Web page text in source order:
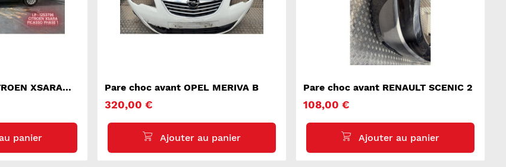
XSARA
Pare choc avant OPEL MERIVA B
320,00 €
Pare choc avant RENAULT SCENIC 2
108,00 €